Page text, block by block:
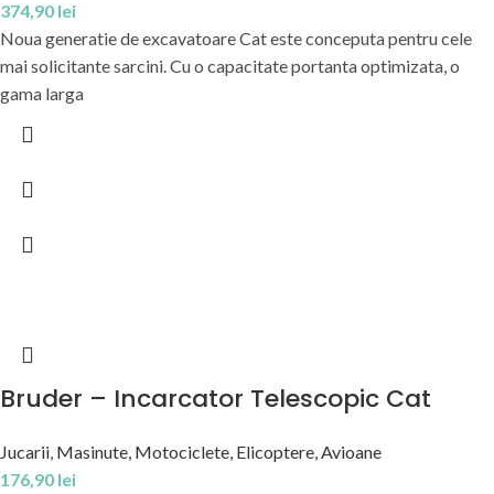
374,90 lei
Noua generatie de excavatoare Cat este conceputa pentru cele
mai solicitante sarcini. Cu o capacitate portanta optimizata, o
gama larga
Bruder – Incarcator Telescopic Cat
Jucarii Masinute, Motociclete, Elicoptere, Avioane
176,90 lei